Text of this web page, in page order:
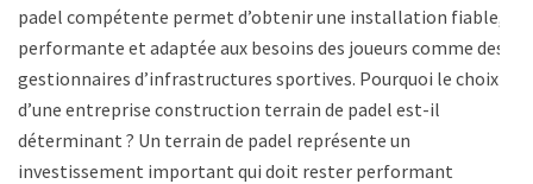
padel compétente permet d’obtenir une installation fiable,
performante et adaptée aux besoins des joueurs comme des
gestionnaires d’infrastructures sportives. Pourquoi le choix
d’une entreprise construction terrain de padel est-il
déterminant ? Un terrain de padel représente un
investissement important qui doit rester performant